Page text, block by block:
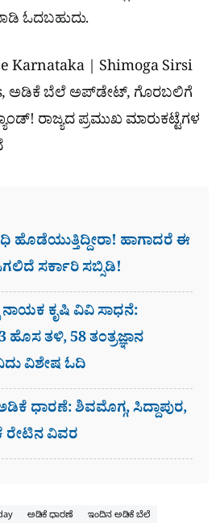
ಓದಬಹುದು.
Karnataka | Shimoga Sirsi
ಅಡಿಕೆ ಬೆಲೆ ಅಪ್‌ಡೇಟ್, ಗೊರಬಲಿಗೆ
ರಾಜ್ಯದ ಪ್ರಮುಖ ಮಾರುಕಟ್ಟೆಗಳ
ಹಾಗಾದರೆ ಈ
ಸರ್ಕಾರಿ ಸಬ್ಸಿಡಿ!
ಕೃಷಿ ವಿವಿ ಸಾಧನೆ:
ಹೊಸ ತಳಿ, 58 ತಂತ್ರಜ್ಞಾನ
ವಿಶೇಷ ಓದಿ
ಧಾರಣೆ: ಶಿವಮೊಗ್ಗ, ಸಿದ್ದಾಪುರ,
ರೇಟಿನ ವಿವರ
ಅಡಿಕೆ ಧಾರಣೆ ಇಂದಿನ ಅಡಿಕೆ ಬೆಲೆ